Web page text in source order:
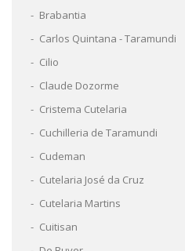
Brabantia
Carlos Quintana - Taramundi
Cilio
Claude Dozorme
Cristema Cutelaria
Cuchilleria de Taramundi
Cudeman
Cutelaria José da Cruz
Cutelaria Martins
Cuitisan